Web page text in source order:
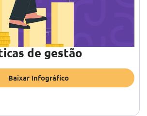
de gestão
Baixar Infográfico